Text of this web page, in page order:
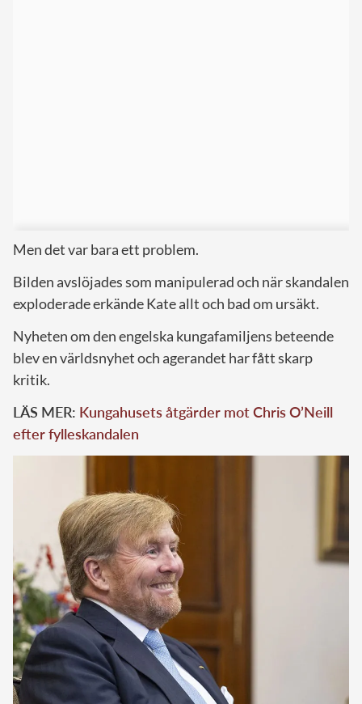
Men det var bara ett problem.
Bilden avslöjades som manipulerad och när skandalen
exploderade erkände Kate allt och bad om ursäkt.
Nyheten om den engelska kungafamiljens beteende
blev en världsnyhet och agerandet har fått skarp
kritik.
LÄS MER: Kungahusets åtgärder mot Chris O’Neill
efter fylleskandalen